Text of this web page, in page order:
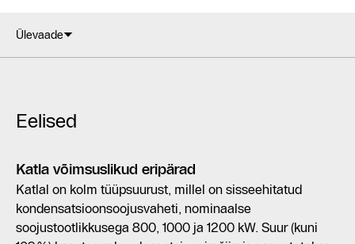
Ülevaade
Eelised
Katla võimsuslikud eripärad
Katlal on kolm tüüpsuurust, millel on sisseehitatud
kondensatsioonsoojusvaheti, nominaalse
soojustootlikkusega 800, 1000 ja 1200 kW. Suur (kuni